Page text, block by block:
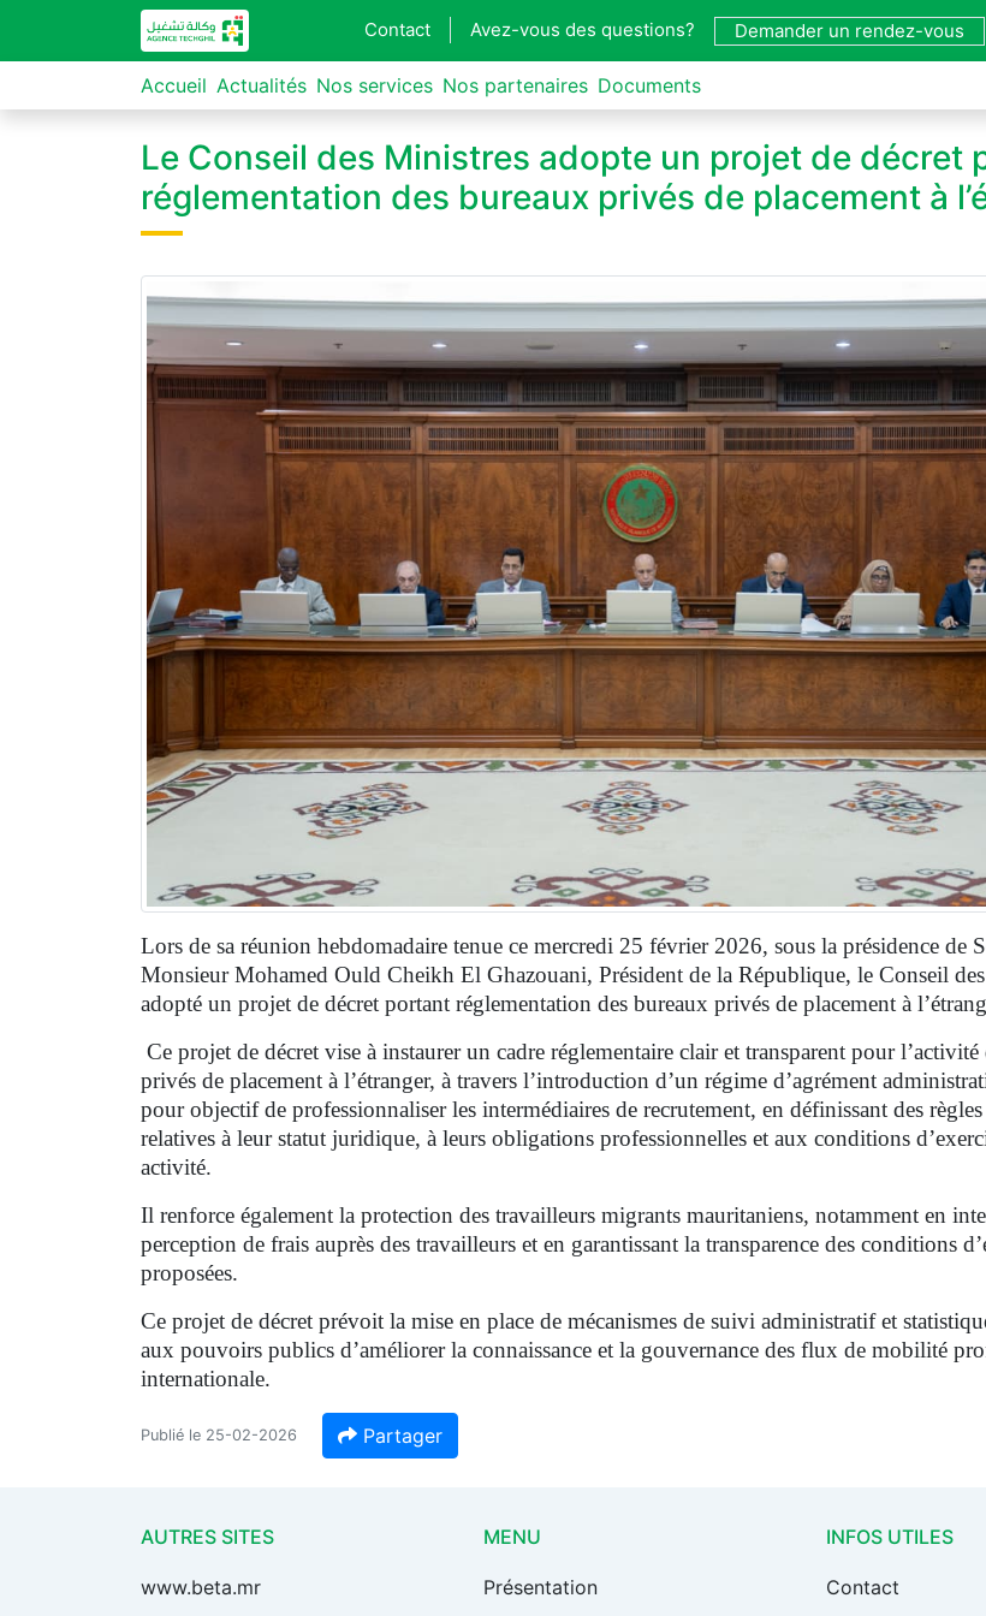
Contact Avez-vous des questions? Demander un rendez-vous
Accueil Actualités Nos services Nos partenaires Documents
Le Conseil des Ministres adopte un projet de décret
réglementation des bureaux privés de placement à
Lors de sa réunion hebdomadaire tenue ce mercredi 25 février 2026, sous la présidence de
Monsieur Mohamed Ould Cheikh El Ghazouani, Président de la République, le Conseil
adopté un projet de décret portant réglementation des bureaux privés de placement à
Ce projet de décret vise à instaurer un cadre réglementaire clair et transparent pour l’activité
privés de placement à l’étranger, à travers l’introduction d’un régime d’agrément
pour objectif de professionnaliser les intermédiaires de recrutement, en définissant des règles
relatives à leur statut juridique, à leurs obligations professionnelles et aux conditions
activité.
Il renforce également la protection des travailleurs migrants mauritaniens, notamment en
perception de frais auprès des travailleurs et en garantissant la transparence des conditions
proposées.
Ce projet de décret prévoit la mise en place de mécanismes de suivi administratif et
aux pouvoirs publics d’améliorer la connaissance et la gouvernance des flux de mobilité
internationale.
Publié le 25-02-2026 Partager
AUTRES SITES
www.beta.mr
MENU
Présentation
INFOS UTILES
Contact